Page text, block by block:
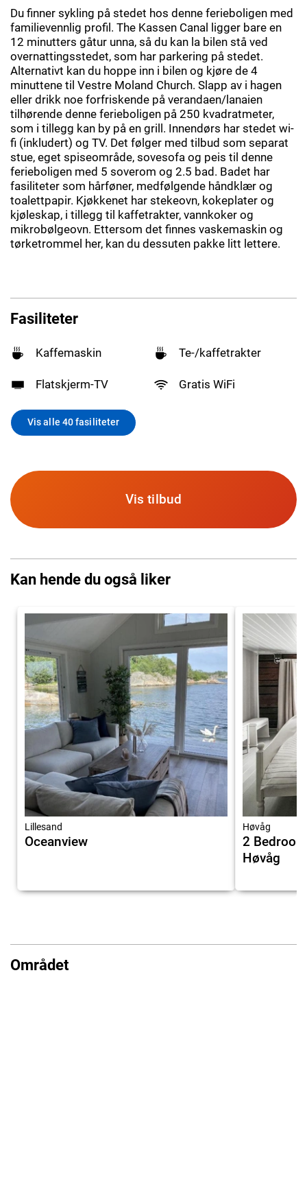
Du finner sykling på stedet hos denne ferieboligen med
familievennlig profil. The Kassen Canal ligger bare en
12 minutters gåtur unna, så du kan la bilen stå ved
overnattingsstedet, som har parkering på stedet.
Alternativt kan du hoppe inn i bilen og kjøre de 4
minuttene til Vestre Moland Church. Slapp av i hagen
eller drikk noe forfriskende på verandaen/lanaien
tilhørende denne ferieboligen på 250 kvadratmeter,
som i tillegg kan by på en grill. Innendørs har stedet wi-
fi (inkludert) og TV. Det følger med tilbud som separat
stue, eget spiseområde, sovesofa og peis til denne
ferieboligen med 5 soverom og 2.5 bad. Badet har
fasiliteter som hårføner, medfølgende håndklær og
toalettpapir. Kjøkkenet har stekeovn, kokeplater og
kjøleskap, i tillegg til kaffetrakter, vannkoker og
mikrobølgeovn. Ettersom det finnes vaskemaskin og
tørketrommel her, kan du dessuten pakke litt lettere.
Fasiliteter
Kaffemaskin Te-/kaffetrakter
Flatskjerm-TV Gratis WiFi
Vis alle 40 fasiliteter
Vis tilbud
Kan hende du også liker
Lillesand
Oceanview
Høvåg
2
Høvåg
Området